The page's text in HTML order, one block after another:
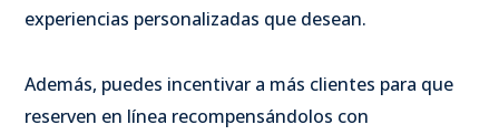
experiencias personalizadas que desean.
Además, puedes incentivar a más clientes para que
reserven en línea recompensándolos con